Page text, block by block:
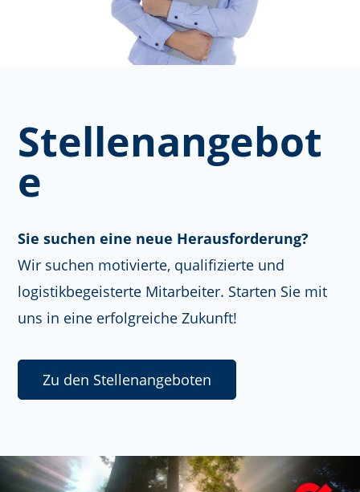
Stellenangebot
e
Sie suchen eine neue Herausforderung?
Wir suchen motivierte, qualifizierte und
logistikbegeisterte Mitarbeiter. Starten Sie mit
uns in eine erfolgreiche Zukunft!
Zu den Stellenangeboten